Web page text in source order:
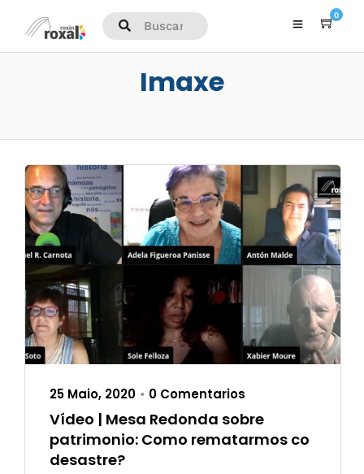
0
Imaxe
25 Maio, 2020 • 0 Comentarios
Vídeo | Mesa Redonda sobre
patrimonio: Como rematarmos co
desastre?